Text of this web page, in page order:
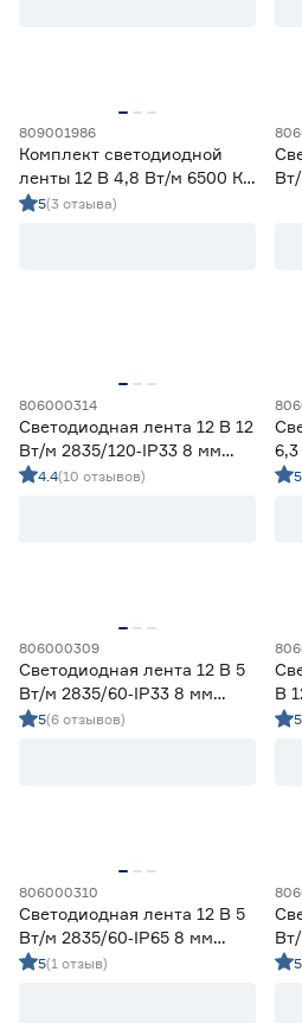
82 90
Тип светодиода
Марка
Apeyron
Geniled
Ещё 2
1 год
2 года
3 года
809001986
Комплект светодиодной
ленты 12 В 4,8 Вт/м 6500 К
IP65 2835 5 м ЭРА
5(3 отзыва)
806000314
Светодиодная лента 12 В 12
Вт/м 2835/120‑IP33 8 мм
дневной 5 м Geniled
4.4(10 отзывов) 5
806000309
Светодиодная лента 12 В 5
Вт/м 2835/60‑IP33 8 мм
дневной 5 м Geniled
5(6 отзывов)
В
мм5
806000310
Светодиодная лента 12 В 5
Вт/м 2835/60‑IP65 8 мм
дневной 2 м Geniled
5(1 отзыв) 5